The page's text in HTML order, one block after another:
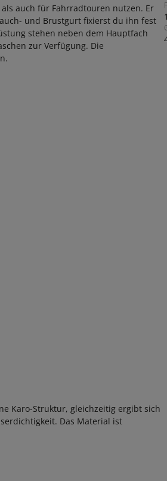
auch für Fahrradtouren nutzen. Er
und Brustgurt fixierst du ihn fest
stehen neben dem Hauptfach
zur Verfügung. Die
Karo-Struktur, gleichzeitig ergibt sich
Das Material ist